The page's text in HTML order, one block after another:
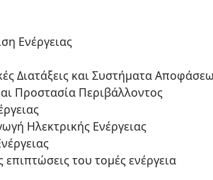
Ενέργειας
Διατάξεις και Συστήματα
Προστασία Περιβάλλοντος
Ηλεκτρικής Ενέργειας
επιπτώσεις του τομές ενέργεια